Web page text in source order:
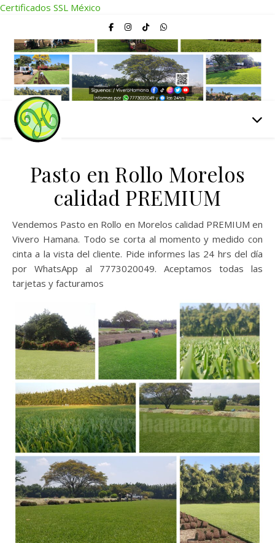
Certificados SSL México
Pasto en Rollo Morelos
calidad PREMIUM
Vendemos Pasto en Rollo en Morelos calidad PREMIUM en
Vivero Hamana. Todo se corta al momento y medido con
cinta a la vista del cliente. Pide informes las 24 hrs del día
por WhatsApp al 7773020049. Aceptamos todas las
tarjetas y facturamos